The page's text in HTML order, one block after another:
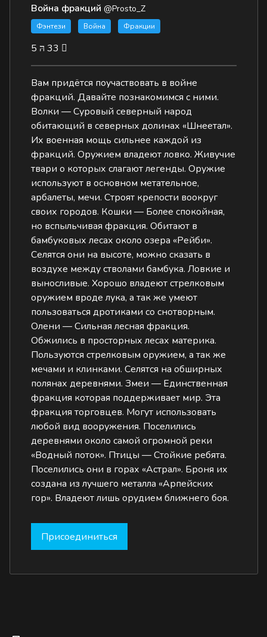
Война фракций @Prosto_Z
Фэнтези Война Фракции
5 33
Вам придётся поучаствовать в войне
фракций. Давайте познакомимся с ними.
Волки — Суровый северный народ
обитающий в северных долинах «Шнеетал».
Их военная мощь сильнее каждой из
фракций. Оружием владеют ловко. Живучие
твари о которых слагают легенды. Оружие
используют в основном метательное,
арбалеты, мечи. Строят крепости воокруг
своих городов. Кошки — Более спокойная,
но вспыльчивая фракция. Обитают в
бамбуковых лесах около озера «Рейби».
Селятся они на высоте, можно сказать в
воздухе между стволами бамбука. Ловкие и
выносливые. Хорошо владеют стрелковым
оружием вроде лука, а так же умеют
пользоваться дротиками со снотворным.
Олени — Сильная лесная фракция.
Обжились в просторных лесах материка.
Пользуются стрелковым оружием, а так же
мечами и клинками. Селятся на обширных
полянах деревнями. Змеи — Единственная
фракция которая поддерживает мир. Эта
фракция торговцев. Могут использовать
любой вид вооружения. Поселились
деревнями около самой огромной реки
«Водный поток». Птицы — Стойкие ребята.
Поселились они в горах «Астрал». Броня их
создана из лучшего металла «Арпейских
гор». Владеют лишь орудием ближнего боя.
Присоединиться